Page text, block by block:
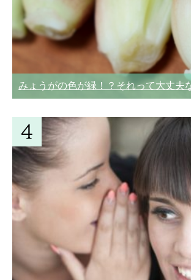
みょうがの色が緑！？それって大丈夫